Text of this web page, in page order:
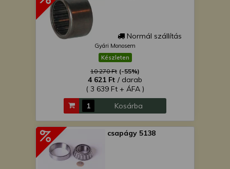
Normál szállítás
Gyári Monosem
Készleten
10 270 Ft (-55%)
4 621 Ft / darab
( 3 639 Ft + ÁFA )
Kosárba
csapágy 5138